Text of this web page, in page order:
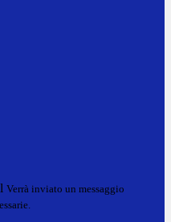
Verrà inviato un messaggio